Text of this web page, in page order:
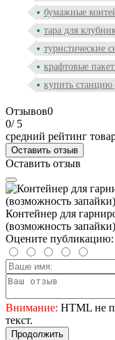
бумажные
тара для
туристические
крафтовые
купить станцию
Отзывов0
0/ 5
средний рейтинг
Оставить отзыв
Оставить отзыв
Контейнер для
(возможность
Оцените публикацию:
Внимание: HTML не
текст.
Продолжить